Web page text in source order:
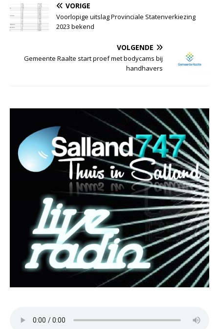
VORIGE
Voorlopige uitslag Provinciale Statenverkiezing
2023 bekend
VOLGENDE
Gemeente Raalte start proef met bodycams bij
handhavers